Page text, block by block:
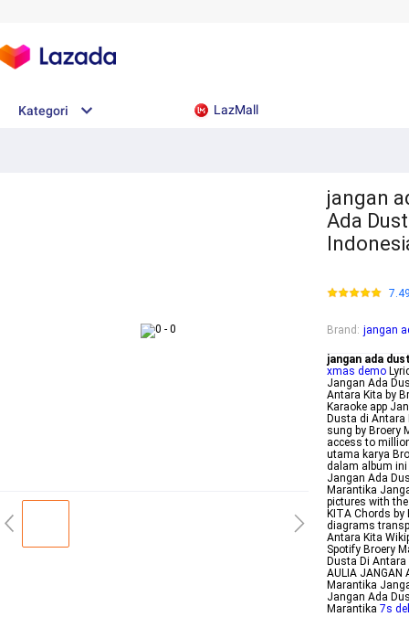
Kategori LazMall
jangan
Ada
Brand : jangan
jangan ada
xmas demo
Jangan Ada
Antara Kita by
Karaoke app
Dusta di
sung by Broery
access to
utama karya
dalam album
Jangan Ada
Marantika
pictures with
KITA Chords
diagrams
Antara Kita
Spotify Broery
Dusta Di Antara
AULIA JANGAN
Marantika
Jangan Ada
Marantika 7s